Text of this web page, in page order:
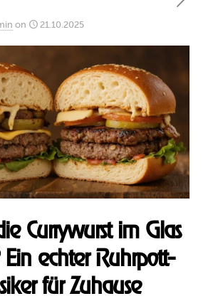
on 21.10.2025
Currywurst im Glas
echter Ruhrpott-
für Zuhause